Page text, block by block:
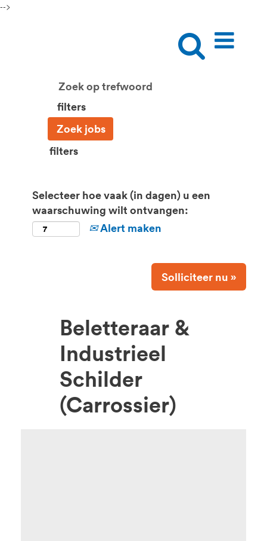
-->
filters
filters
Selecteer hoe vaak (in dagen) u een
waarschuwing wilt ontvangen:
Alert maken
Solliciteer nu »
Beletteraar &
Industrieel
Schilder
(Carrossier)